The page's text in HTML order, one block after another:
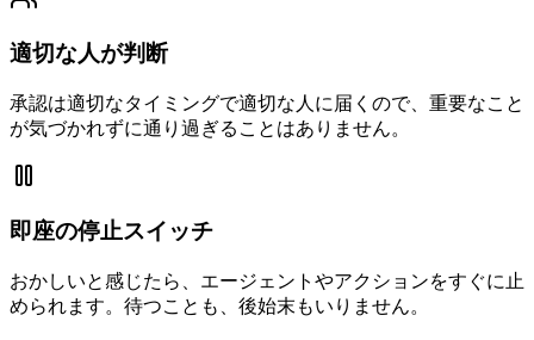
適切な人が判断
承認は適切なタイミングで適切な人に届くので、重要なこと
が気づかれずに通り過ぎることはありません。
即座の停止スイッチ
おかしいと感じたら、エージェントやアクションをすぐに止
められます。待つことも、後始末もいりません。